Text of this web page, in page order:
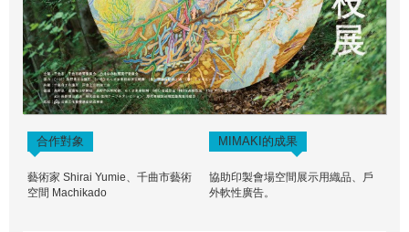
合作對象 MIMAKI的成果
藝術家 Shirai Yumie、千曲市藝術
空間 Machikado
協助印製會場空間展示用織品、戶
外軟性廣告。